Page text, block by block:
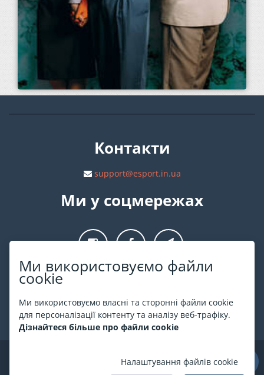
Ми використовуємо файли
cookie
Ми використовуємо власні та сторонні файли cookie
для персоналізації контенту та аналізу веб-трафіку.
Дізнайтеся більше про файли cookie
Налаштування файлів cookie
Контакти
support@esport.in.ua
Ми у соцмережах
Про ESPORT .in.ua
На ESPORT.in.ua представлена афіша Києва та інших міст
України. Всі квитки продаються офіційно. Ми працюємо
безпосередньо з касами.